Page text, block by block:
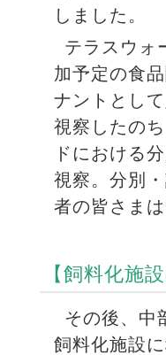
しました。
テラスウォ
加予定の食
ナントとし
視察したの
ドにおける
視察。分別
者の皆さま
【飼料化施
その後、中
飼料化施設